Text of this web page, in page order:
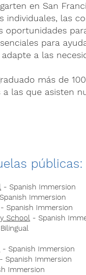
en San
individuales, las
oportunidades
para
adapte a las
más de
a las que asisten
públicas:
- Spanish Immersion
Immersion
- Spanish Immersion
School - Spanish
- Spanish Immersion
- Spanish Immersion
Immersion